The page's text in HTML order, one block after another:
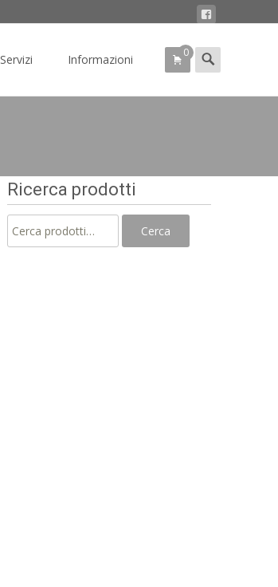
Servizi Informazioni 0
Search
for:
Ricerca prodotti
Cerca: Cerca